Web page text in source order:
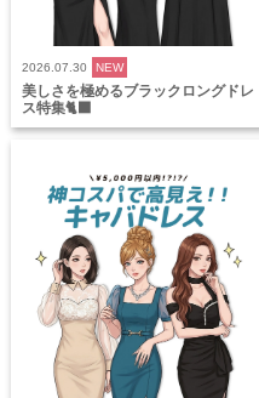
2026.07.30 NEW
美しさを極めるブラックロングドレ
ス特集🐈‍⬛